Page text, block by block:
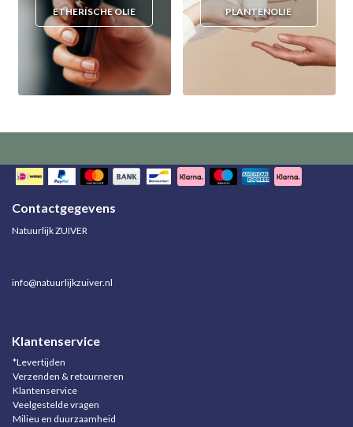
ETHERISCHE OLIE PLANTENOLIE
Contactgegevens
Natuurlijk ZUIVER
info@natuurlijkzuiver.nl
Klantenservice
*Levertijden
Verzenden & retourneren
Klantenservice
Veelgestelde vragen
Milieu en duurzaamheid